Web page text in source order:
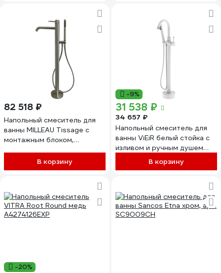
82 518 ₽
Напольный смеситель для
ванны MILLEAU Tissage с
монтажным блоком,
ML0500BK.BD-GM
В корзину
-9%
31 538 ₽
34 657 ₽
Напольный смеситель для
ванны ViEiR белый стойка с
изливом и ручным душем
V403534-FВ корзину
-20%